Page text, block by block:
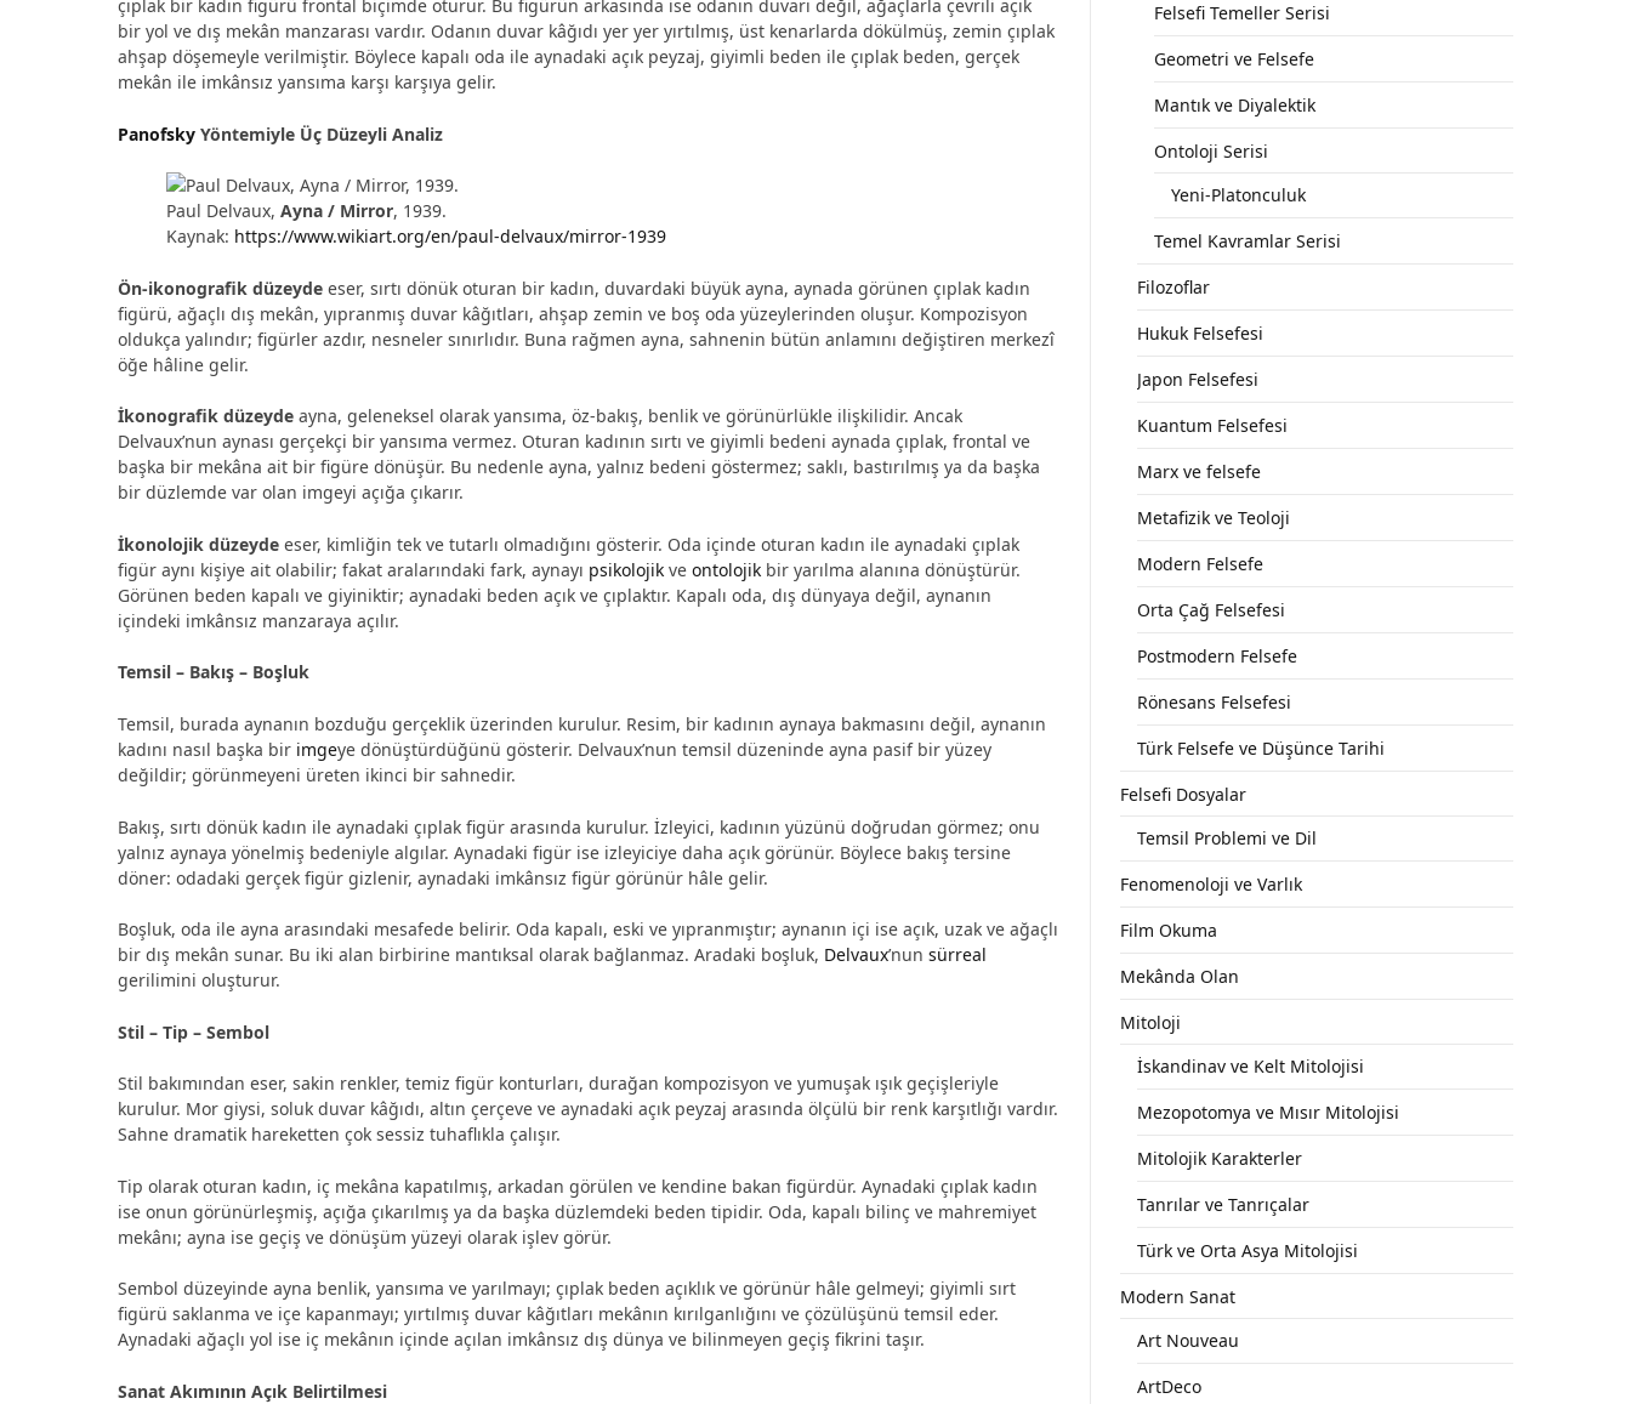
çıplak bir kadın figürü frontal biçimde oturur. Bu figürün arkasında ise odanın duvarı değil, ağaçlarla çevrili açık
bir yol ve dış mekân manzarası vardır. Odanın duvar kâğıdı yer yer yırtılmış, üst kenarlarda dökülmüş, zemin çıplak
ahşap döşemeyle verilmiştir. Böylece kapalı oda ile aynadaki açık peyzaj, giyimli beden ile çıplak beden, gerçek
mekân ile imkânsız yansıma karşı karşıya gelir.
Panofsky Yöntemiyle Üç Düzeyli Analiz
Paul Delvaux, Ayna / Mirror, 1939.
Kaynak: https://www.wikiart.org/en/paul-delvaux/mirror-1939
Ön-ikonografik düzeyde eser, sırtı dönük oturan bir kadın, duvardaki büyük ayna, aynada görünen çıplak kadın
figürü, ağaçlı dış mekân, yıpranmış duvar kâğıtları, ahşap zemin ve boş oda yüzeylerinden oluşur. Kompozisyon
oldukça yalındır; figürler azdır, nesneler sınırlıdır. Buna rağmen ayna, sahnenin bütün anlamını değiştiren merkezî
öğe hâline gelir.
İkonografik düzeyde ayna, geleneksel olarak yansıma, öz-bakış, benlik ve görünürlükle ilişkilidir. Ancak
Delvaux’nun aynası gerçekçi bir yansıma vermez. Oturan kadının sırtı ve giyimli bedeni aynada çıplak, frontal ve
başka bir mekâna ait bir figüre dönüşür. Bu nedenle ayna, yalnız bedeni göstermez; saklı, bastırılmış ya da başka
bir düzlemde var olan imgeyi açığa çıkarır.
İkonolojik düzeyde eser, kimliğin tek ve tutarlı olmadığını gösterir. Oda içinde oturan kadın ile aynadaki çıplak
figür aynı kişiye ait olabilir; fakat aralarındaki fark, aynayı psikolojik ve ontolojik bir yarılma alanına dönüştürür.
Görünen beden kapalı ve giyiniktir; aynadaki beden açık ve çıplaktır. Kapalı oda, dış dünyaya değil, aynanın
içindeki imkânsız manzaraya açılır.
Temsil – Bakış – Boşluk
Temsil, burada aynanın bozduğu gerçeklik üzerinden kurulur. Resim, bir kadının aynaya bakmasını değil, aynanın
kadını nasıl başka bir imgeye dönüştürdüğünü gösterir. Delvaux’nun temsil düzeninde ayna pasif bir yüzey
değildir; görünmeyeni üreten ikinci bir sahnedir.
Bakış, sırtı dönük kadın ile aynadaki çıplak figür arasında kurulur. İzleyici, kadının yüzünü doğrudan görmez; onu
yalnız aynaya yönelmiş bedeniyle algılar. Aynadaki figür ise izleyiciye daha açık görünür. Böylece bakış tersine
döner: odadaki gerçek figür gizlenir, aynadaki imkânsız figür görünür hâle gelir.
Boşluk, oda ile ayna arasındaki mesafede belirir. Oda kapalı, eski ve yıpranmıştır; aynanın içi ise açık, uzak ve ağaçlı
bir dış mekân sunar. Bu iki alan birbirine mantıksal olarak bağlanmaz. Aradaki boşluk, Delvaux’nun sürreal
gerilimini oluşturur.
Stil – Tip – Sembol
Stil bakımından eser, sakin renkler, temiz figür konturları, durağan kompozisyon ve yumuşak ışık geçişleriyle
kurulur. Mor giysi, soluk duvar kâğıdı, altın çerçeve ve aynadaki açık peyzaj arasında ölçülü bir renk karşıtlığı vardır.
Sahne dramatik hareketten çok sessiz tuhaflıkla çalışır.
Tip olarak oturan kadın, iç mekâna kapatılmış, arkadan görülen ve kendine bakan figürdür. Aynadaki çıplak kadın
ise onun görünürleşmiş, açığa çıkarılmış ya da başka düzlemdeki beden tipidir. Oda, kapalı bilinç ve mahremiyet
mekânı; ayna ise geçiş ve dönüşüm yüzeyi olarak işlev görür.
Sembol düzeyinde ayna benlik, yansıma ve yarılmayı; çıplak beden açıklık ve görünür hâle gelmeyi; giyimli sırt
figürü saklanma ve içe kapanmayı; yırtılmış duvar kâğıtları mekânın kırılganlığını ve çözülüşünü temsil eder.
Aynadaki ağaçlı yol ise iç mekânın içinde açılan imkânsız dış dünya ve bilinmeyen geçiş fikrini taşır.
Sanat Akımının Açık Belirtilmesi
Felsefi Temeller Serisi
Geometri ve Felsefe
Mantık ve Diyalektik
Ontoloji Serisi
Yeni-Platonculuk
Temel Kavramlar Serisi
Filozoflar
Hukuk Felsefesi
Japon Felsefesi
Kuantum Felsefesi
Marx ve felsefe
Metafizik ve Teoloji
Modern Felsefe
Orta Çağ Felsefesi
Postmodern Felsefe
Rönesans Felsefesi
Türk Felsefe ve Düşünce Tarihi
Felsefi Dosyalar
Temsil Problemi ve Dil
Fenomenoloji ve Varlık
Film Okuma
Mekânda Olan
Mitoloji
İskandinav ve Kelt Mitolojisi
Mezopotomya ve Mısır Mitolojisi
Mitolojik Karakterler
Tanrılar ve Tanrıçalar
Türk ve Orta Asya Mitolojisi
Modern Sanat
Art Nouveau
ArtDeco